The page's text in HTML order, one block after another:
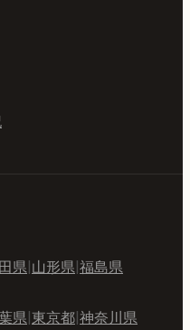
県 山形県 福島県
県 東京都 神奈川県